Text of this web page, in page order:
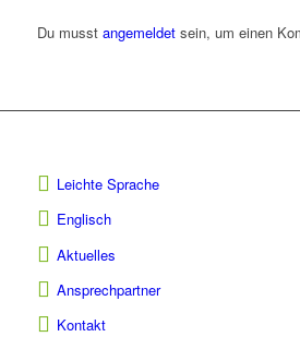
Du musst angemeldetsein, um einen
Leichte Sprache
Englisch
Aktuelles
Ansprechpartner
Kontakt